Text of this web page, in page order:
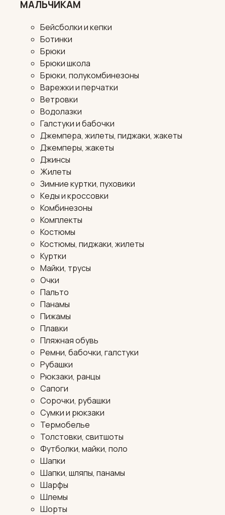
МАЛЬЧИКАМ
Бейсболки и кепки
Ботинки
Брюки
Брюки школа
Брюки, полукомбинезоны
Варежки и перчатки
Ветровки
Водолазки
Галстуки и бабочки
Джемпера, жилеты, пиджаки, жакеты
Джемперы, жакеты
Джинсы
Жилеты
Зимние куртки, пуховики
Кеды и кроссовки
Комбинезоны
Комплекты
Костюмы
Костюмы, пиджаки, жилеты
Куртки
Майки, трусы
Очки
Пальто
Панамы
Пижамы
Плавки
Пляжная обувь
Ремни, бабочки, галстуки
Рубашки
Рюкзаки, ранцы
Сапоги
Сорочки, рубашки
Сумки и рюкзаки
Термобелье
Толстовки, свитшоты
Футболки, майки, поло
Шапки
Шапки, шляпы, панамы
Шарфы
Шлемы
Шорты